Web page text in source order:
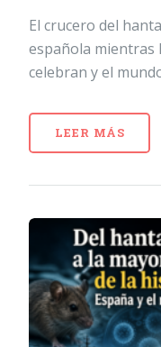
El crucero del
española mientras
celebran y el
LEER MÁS